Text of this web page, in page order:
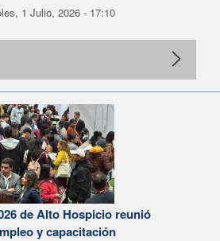
1 Julio, 2026 - 17:10
de Alto Hospicio reunió
y capacitación